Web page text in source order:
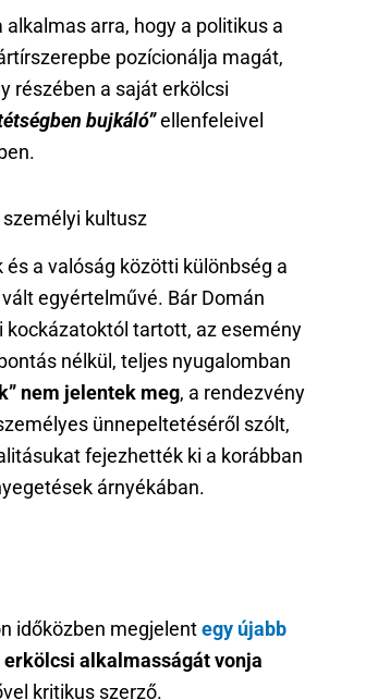
arra, hogy a politikus a
pozícionálja magát,
részében a saját erkölcsi
bujkáló”ellenfeleivel
kultusz
a valóság közötti különbség a
egyértelművé. Bár Domán
kockázatoktól tartott, az esemény
nélkül, teljes nyugalomban
nem jelentek meg, a rendezvény
ünnepeltetéséről szólt,
fejezhették ki a korábban
árnyékában.
időközben megjelentegy újabb
erkölcsi alkalmasságát vonja
kritikus szerző.